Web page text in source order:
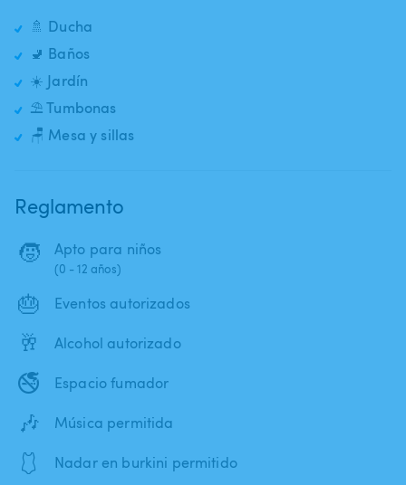
🚿 Ducha
🚽 Baños
☀️ Jardín
⛱️ Tumbonas
🪑 Mesa y sillas
Reglamento
🧒 Apto para niños
(0 - 12 años)
🎂 Eventos autorizados
🥂 Alcohol autorizado
🚭 Espacio fumador
🎶 Música permitida
🩱 Nadar en burkini permitido